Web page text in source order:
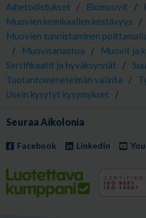
Aihetodistukset / Biomuovit /
Muovien kemikaalien kestävyys
/
Muovien tunnistaminen
/
Muovisanastoa / Muovit ja
Sertifikaatit ja hyväksynnät
/
Tuotantomenetelmän valinta
/
Usein kysytyt kysymykset
/
Seuraa Aikolonia
Facebook LinkedIn